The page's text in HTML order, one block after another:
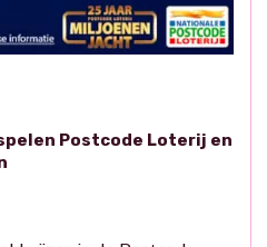
Postcode Loterij en